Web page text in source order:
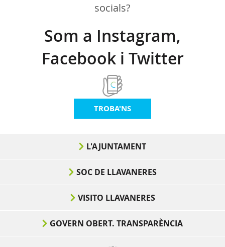
socials?
Som a Instagram,
Facebook i Twitter
TROBA'NS
L'AJUNTAMENT
SOC DE LLAVANERES
VISITO LLAVANERES
GOVERN OBERT. TRANSPARÈNCIA